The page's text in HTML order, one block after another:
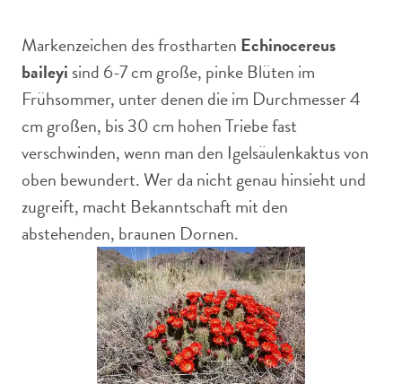
Markenzeichen des frostharten Echinocereus
baileyi sind 6-7 cm große, pinke Blüten im
Frühsommer, unter denen die im Durchmesser 4
cm großen, bis 30 cm hohen Triebe fast
verschwinden, wenn man den Igelsäulenkaktus von
oben bewundert. Wer da nicht genau hinsieht und
zugreift, macht Bekanntschaft mit den
abstehenden, braunen Dornen.